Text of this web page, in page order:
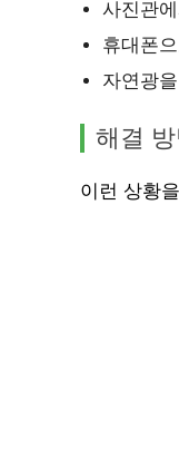
사진관
휴대폰
자연광
해결 방
이런 상황